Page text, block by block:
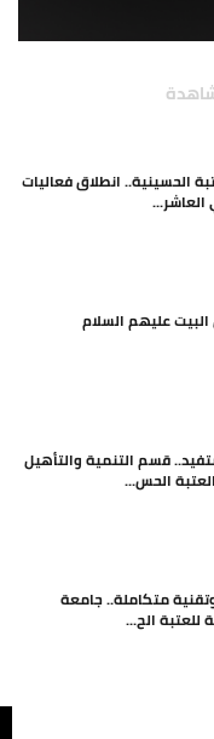
الحسينية.. انطلاق فعاليات
العاشر...
عليهم السلام
ألف مستفيد.. قسم التنمية والتأهيل
الحس...
متكاملة.. جامعة
للعتبة الح...